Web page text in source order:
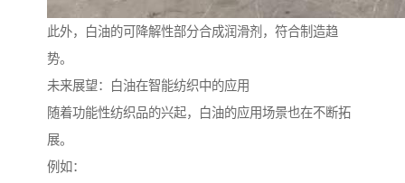
此外，白油的可降解性部分合成润滑剂，符合制造趋
势。
未来展望：白油在智能纺织中的应用
随着功能性纺织品的兴起，白油的应用场景也在不断拓
展。
例如：